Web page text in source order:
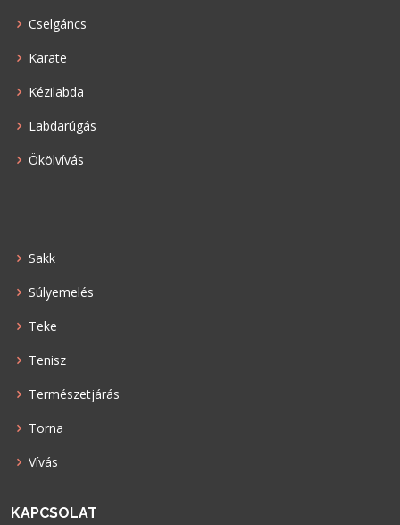
Cselgáncs
Karate
Kézilabda
Labdarúgás
Ökölvívás
Sakk
Súlyemelés
Teke
Tenisz
Természetjárás
Torna
Vívás
KAPCSOLAT